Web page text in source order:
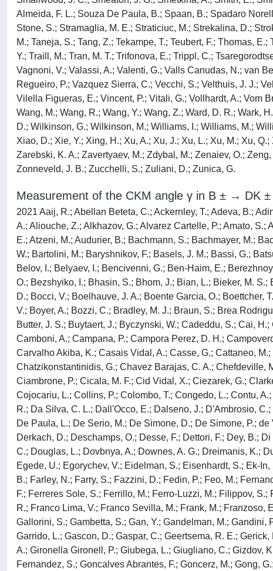
Measurement of the CKM angle γ in B ± →
2021 Aaij, R.; Abellan Beteta, C.; Ackernley, T.; Adeva, B.; Adinolfi, M.; Afsharnia, H.; Aidala, C. A.; Aiola, S.; Ajaltouni, Z.; Akar, S.; Albrecht, J.; Alessio, F.; Alexander, M.; Alfonso Albero, A.; Aliouche, Z.; Alkhazov, G.; Alvarez Cartelle, P.; Amato, S.; Amhis, Y.; An, L.; Anderlini, L.; Andreianov, A.; Andreotti, M.; Archilli, F.; Artamonov, A.; Artuso, M.; Arzymatov, K.; Aslanides, E.; Atzeni, M.; Audurier, B.; Bachmann, S.; Bachmayer, M.; Back, J. J.; Baker, S.; Baladron Rodriguez, P.; Balagura, V.; Baldini, W.; Baptista Leite, J.; Barlow, R. J.; Barsuk, S.; Barter, W.; Bartolini, M.; Baryshnikov, F.; Basels, J. M.; Bassi, G.; Batsukh, B.; Battig, A.; Bay, A.; Becker, M.; Bedeschi, F.; Bediaga, I.; Beiter, A.; Belavin, V.; Belin, S.; Bellee, V.; Belous, K.; Belov, I.; Belyaev, I.; Bencivenni, G.; Ben-Haim, E.; Berezhnoy, A.; Bernet, R.; Berninghoff, D.; Bernstein, H. C.; Bertella, C.; Bertholet, E.; Bertolin, A.; Betancourt, C.; Betti, F.; Bettler, M. O.; Bezshyiko, I.; Bhasin, S.; Bhom, J.; Bian, L.; Bieker, M. S.; Bifani, S.; Billoir, P.; Birch, M.; Bishop, F. C. R.; Bizzeti, A.; Bjorn, M.; Blago, M. P.; Blake, T.; Blanc, F.; Blusk, S.; Bobulska, D.; Bocci, V.; Boelhauve, J. A.; Boente Garcia, O.; Boettcher, T.; Boldyrev, A.; Bondar, A.; Bondar, N.; Borghi, S.; Borisyak, M.; Borsato, M.; Borsuk, J. T.; Bouchiba, S. A.; Bowcock, T. J. V.; Boyer, A.; Bozzi, C.; Bradley, M. J.; Braun, S.; Brea Rodriguez, A.; Brodski, M.; Brodzicka, J.; Brossa Gonzalo, A.; Brundu, D.; Buonaura, A.; Burr, C.; Bursche, A.; Butkevich, A.; Butter, J. S.; Buytaert, J.; Byczynski, W.; Cadeddu, S.; Cai, H.; Calabrese, R.; Calefice, L.; Calero Diaz, L.; Cali, S.; Calladine, R.; Calvi, M.; Calvo Gomez, M.; Camargo Magalhaes, P.; Camboni, A.; Campana, P.; Campora Perez, D. H.; Campoverde Quezada, A. F.; Capelli, S.; Capriotti, L.; Carbone, A.; Carboni, G.; Cardinale, R.; Cardini, A.; Carli, I.; Carniti, P.; Carvalho Akiba, K.; Casais Vidal, A.; Casse, G.; Cattaneo, M.; Cavallero, G.; Celani, S.; Cerasoli, J.; Chadwick, A. J.; Chapman, M. G.; Charles, M.; Charpentier, P.; Chatzikonstantinidis, G.; Chavez Barajas, C. A.; Chefdeville, M.; Chen, C.; Chen, S.; Chernov, A.; Chitic, S. -G.; Chobanova, V.; Cholak, S.; Chrzaszcz, M.; Chubykin, A.; Chulikov, V.; Ciambrone, P.; Cicala, M. F.; Cid Vidal, X.; Ciezarek, G.; Clarke, P. E. L.; Clemencic, M.; Cliff, H. V.; Closier, J.; Cobbledick, J. L.; Coco, V.; Coelho, J. A. B.; Cogan, J.; Cogneras, E.; Cojocariu, L.; Collins, P.; Colombo, T.; Congedo, L.; Contu, A.; Cooke, N.; Coombs, G.; Corti, G.; Costa Sobral, C. M.; Couturier, B.; Craik, D. C.; Crkovska, J.; Cruz Torres, M.; Currie, R.; Da Silva, C. L.; Dall'Occo, E.; Dalseno, J.; D'Ambrosio, C.; Danilina, A.; D'Argent, P.; Davis, A.; De Aguiar Francisco, O.; De Bruyn, K.; De Capua, S.; De Cian, M.; De Miranda, J. M.; De Paula, L.; De Serio, M.; De Simone, D.; De Simone, P.; de Vries, J. A.; Dean, C. T.; Dean, W.; Decamp, D.; Del Buono, L.; Delaney, B.; Dembinski, H. -P.; Dendek, A.; Denysenko, V.; Derkach, D.; Deschamps, O.; Desse, F.; Dettori, F.; Dey, B.; Di Nezza, P.; Didenko, S.; Dieste Maronas, L.; Dijkstra, H.; Dobishuk, V.; Donohoe, A. M.; Dordei, F.; Dorigo, M.; dos Reis, A. C.; Douglas, L.; Dovbnya, A.; Downes, A. G.; Dreimanis, K.; Dudek, M. W.;